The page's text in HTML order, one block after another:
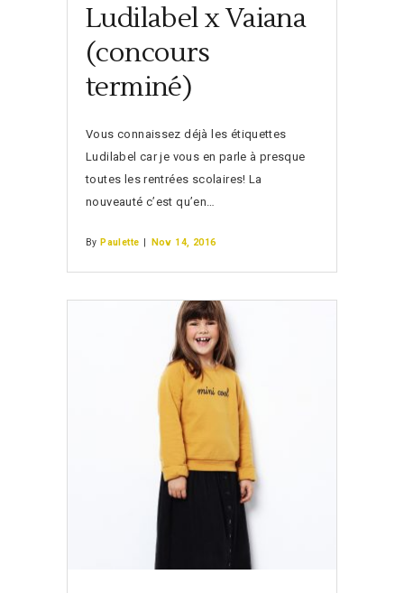
Ludilabel x Vaiana
(concours
terminé)
Vous connaissez déjà les étiquettes
Ludilabel car je vous en parle à presque
toutes les rentrées scolaires! La
nouveauté c’est qu’en…
By Paulette | Nov 14, 2016